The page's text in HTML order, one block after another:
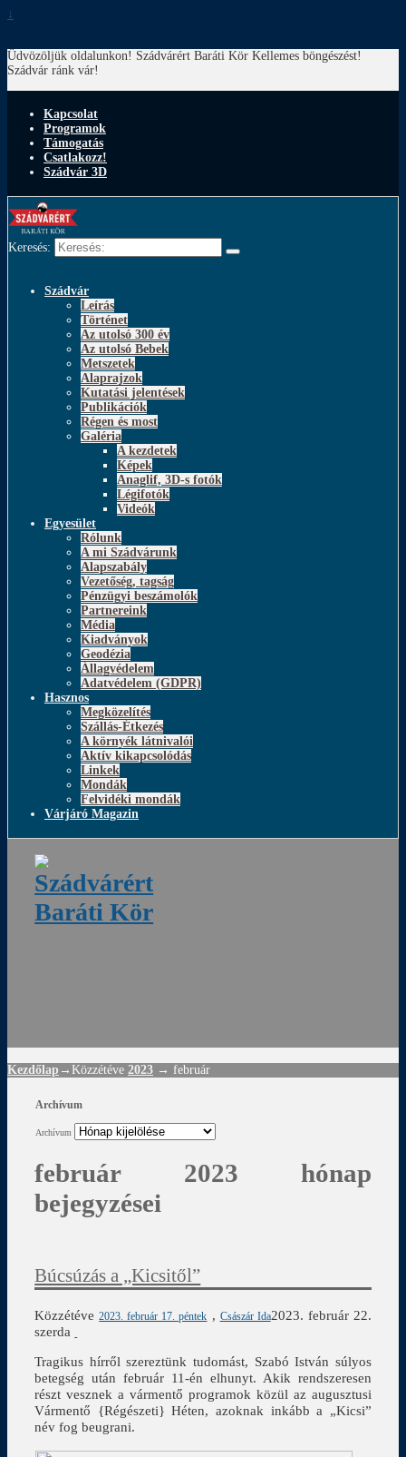
↓
Üdvözöljük oldalunkon! Szádvárért Baráti Kör Kellemes böngészést!
Szádvár ránk vár!
Kapcsolat
Programok
Támogatás
Csatlakozz!
Szádvár 3D
Keresés:
Szádvár
Leírás
Történet
Az utolsó 300 év
Az utolsó Bebek
Metszetek
Alaprajzok
Kutatási jelentések
Publikációk
Régen és most
Galéria
A kezdetek
Képek
Anaglif, 3D-s fotók
Légifotók
Videók
Egyesület
Rólunk
A mi Szádvárunk
Alapszabály
Vezetőség, tagság
Pénzügyi beszámolók
Partnereink
Média
Kiadványok
Geodézia
Állagvédelem
Adatvédelem (GDPR)
Hasznos
Megközelítés
Szállás-Étkezés
A környék látnivalói
Aktív kikapcsolódás
Linkek
Mondák
Felvidéki mondák
Várjáró Magazin
Kezdőlap →Közzétéve 2023 → február
Archívum
Archívum
február 2023 hónap
bejegyzései
Búcsúzás a „Kicsitől”
Közzétéve2023. február 17. péntek , Császár Ida2023. február 22.
szerda
Tragikus hírről szereztünk tudomást, Szabó István súlyos
betegség után február 11-én elhunyt. Akik rendszeresen
részt vesznek a vármentő programok közül az augusztusi
Vármentő {Régészeti} Héten, azoknak inkább a „Kicsi”
név fog beugrani.